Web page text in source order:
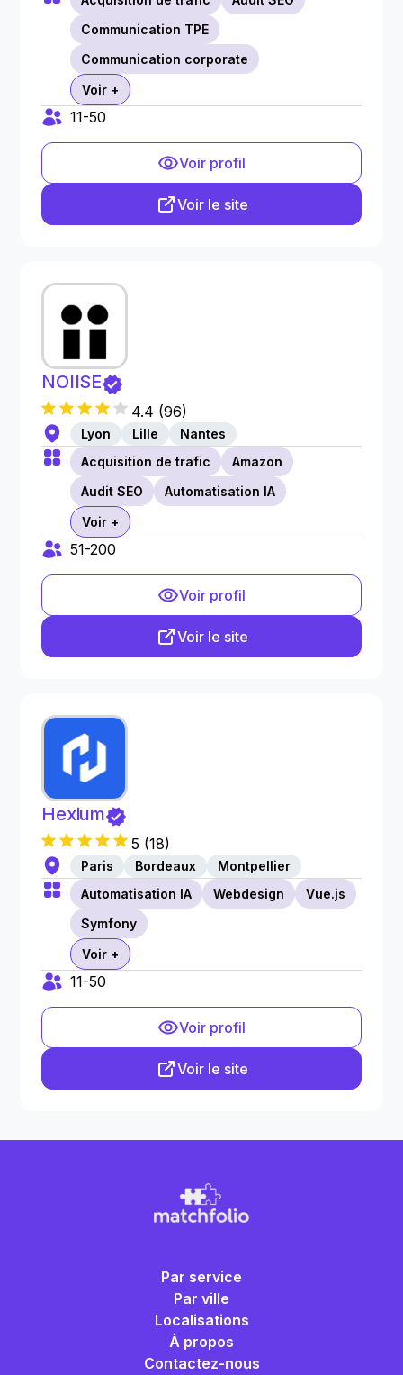
Communication TPE
Communication corporate
Voir +
11-50
Voir profil
Voir le site
NOIISE
4.4 (96)
Lyon Lille
Nantes
Acquisition de trafic
Amazon
Audit SEO
Automatisation IA
Voir +
51-200
Voir profil
Voir le site
Hexium
5 (18)
Paris Bordeaux
Montpellier
Automatisation IA
Webdesign
Vue.js
Symfony
Voir +
11-50
Voir profil
Voir le site
Par service
Par ville
Localisations
À propos
Contactez-nous